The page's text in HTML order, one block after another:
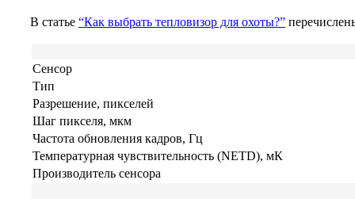
В статье “Как выбрать тепловизор для охоты?”
Сенсор
Тип
Разрешение, пикселей
Шаг пикселя, мкм
Частота обновления кадров, Гц
Температурная чувствительность (NETD), мК
Производитель сенсора